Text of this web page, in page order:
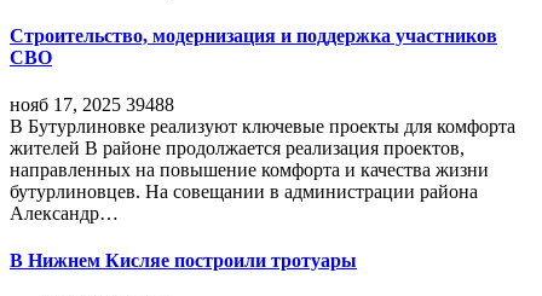
Строительство, модернизация и поддержка участников
СВО
нояб 17, 2025 39488
В Бутурлиновке реализуют ключевые проекты для комфорта
жителей В районе продолжается реализация проектов,
направленных на повышение комфорта и качества жизни
бутурлиновцев. На совещании в администрации района
Александр…
В Нижнем Кисляе построили тротуары